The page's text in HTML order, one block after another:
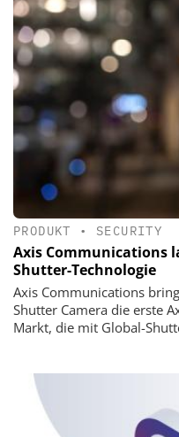
PRODUKT • SECURITY
Axis Communications
Shutter-Technologie
Axis Communications
Shutter Camera die erste
Markt, die mit Global-